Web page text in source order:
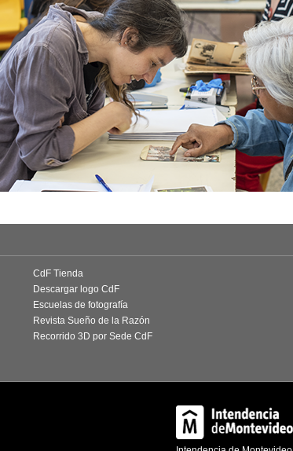
CdF Tienda
Descargar logo CdF
Escuelas de fotografía
Revista Sueño de la Razón
Recorrido 3D por Sede CdF